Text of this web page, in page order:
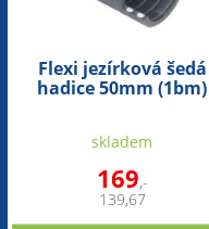
Flexi jezírková šedá
hadice 50mm (1bm)
skladem
169,-
139,67